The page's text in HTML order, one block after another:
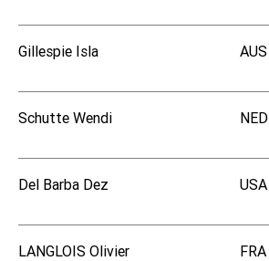
Gillespie Isla AUS
Schutte Wendi NED
Del Barba Dez USA
LANGLOIS Olivier FRA